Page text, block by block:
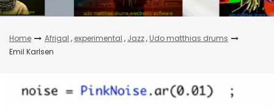
Home Afrigal , experimental , Jazz, Udo matthias drums
Emil Karlsen